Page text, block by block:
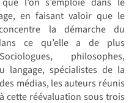
en faisant valoir que le
la démarche du
ce qu’elle a de plus
philosophes,
langage, spécialistes de la
médias, les auteurs réunis
cette réévaluation sous trois